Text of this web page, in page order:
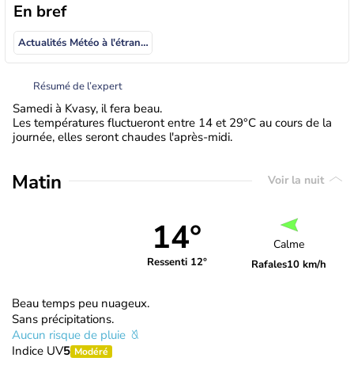
En bref
Actualités Météo à l'étranger
Résumé de l’expert
Samedi à Kvasy, il fera beau.
Les températures fluctueront entre 14 et 29°C au cours de la
journée, elles seront chaudes l'après-midi.
Matin Voir la nuit
14°
Ressenti 12°
Calme
Rafales10 km/h
Beau temps peu nuageux.
Sans précipitations.
Aucun risque de pluie
Indice UV5 Modéré